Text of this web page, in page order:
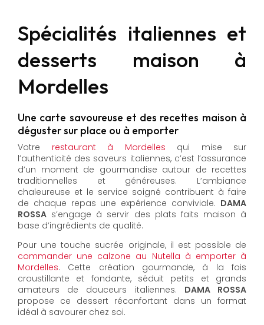
Spécialités italiennes et
desserts maison à
Mordelles
Une carte savoureuse et des recettes maison à
déguster sur place ou à emporter
Votre restaurant à Mordelles qui mise sur
l’authenticité des saveurs italiennes, c’est l’assurance
d’un moment de gourmandise autour de recettes
traditionnelles et généreuses. L’ambiance
chaleureuse et le service soigné contribuent à faire
de chaque repas une expérience conviviale. DAMA
ROSSA s’engage à servir des plats faits maison à
base d’ingrédients de qualité.
Pour une touche sucrée originale, il est possible de
commander une calzone au Nutella à emporter à
Mordelles. Cette création gourmande, à la fois
croustillante et fondante, séduit petits et grands
amateurs de douceurs italiennes. DAMA ROSSA
propose ce dessert réconfortant dans un format
idéal à savourer chez soi.